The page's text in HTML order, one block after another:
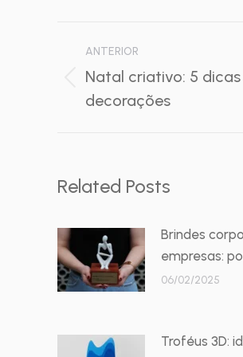
de
post:
ANTERIOR
Post
anterior:
Natal criativo: 5
decorações
Related Posts
Brindes
empresas:
06/02/2025
Troféus 3D: